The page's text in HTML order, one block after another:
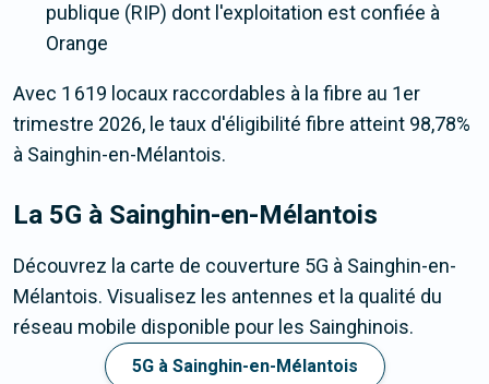
publique (RIP) dont l'exploitation est confiée à
Orange
Avec 1 619 locaux raccordables à la fibre au 1er
trimestre 2026, le taux d'éligibilité fibre atteint 98,78%
à Sainghin-en-Mélantois.
La 5G à Sainghin-en-Mélantois
Découvrez la carte de couverture 5G à Sainghin-en-
Mélantois. Visualisez les antennes et la qualité du
réseau mobile disponible pour les Sainghinois.
5G à Sainghin-en-Mélantois